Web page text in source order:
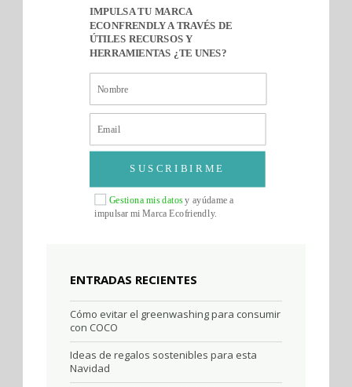
IMPULSA TU MARCA
ECONFRENDLY A TRAVÉS DE
ÚTILES RECURSOS Y
HERRAMIENTAS ¿TE UNES?
Gestiona mis datosy ayúdame a
impulsar mi Marca Ecofriendly.
SUSCRIBIRME
ENTRADAS RECIENTES
Cómo evitar el greenwashing para consumir
con COCO
Ideas de regalos sostenibles para esta
Navidad